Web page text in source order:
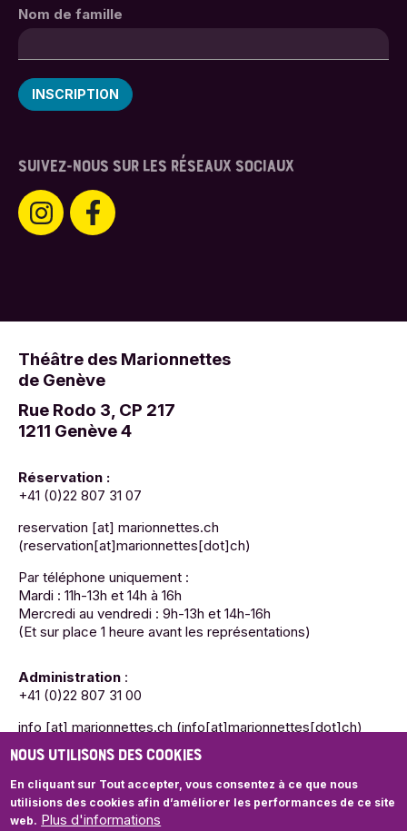
Nom de famille
SUIVEZ-NOUS SUR LES RÉSEAUX SOCIAUX
Théâtre des Marionnettes
de Genève
Rue Rodo 3, CP 217
1211 Genève 4
Réservation :
+41 (0)22 807 31 07
reservation [at] marionnettes.ch
(reservation[at]marionnettes[dot]ch)
Par téléphone uniquement :
Mardi : 11h-13h et 14h à 16h
Mercredi au vendredi : 9h-13h et 14h-16h
(Et sur place 1 heure avant les représentations)
Administration :
+41 (0)22 807 31 00
info [at] marionnettes.ch (info[at]marionnettes[dot]ch)
Mardi : 11h-13h et 14h à 16h
Mercredi au vendredi : 9h-13h et 14h-16h
NOUS UTILISONS DES COOKIES
En cliquant sur Tout accepter, vous consentez à ce que nous
utilisions des cookies afin d’améliorer les performances de ce site
web. Plus d'informations